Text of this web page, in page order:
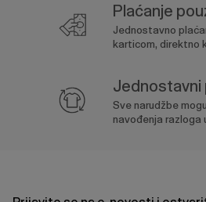
Plaćanje
Jednostavno
karticom, direktno
Jednostavni
Sve narudžbe
navođenja razloga